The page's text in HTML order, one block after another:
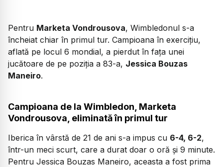
Pentru Marketa Vondrousova, Wimbledonul s-a
încheiat chiar în primul tur. Campioana în exercițiu,
aflată pe locul 6 mondial, a pierdut în fața unei
jucătoare de pe poziția a 83-a, Jessica Bouzas
Maneiro.
Campioana de la Wimbledon, Marketa
Vondrousova, eliminată în primul tur
Iberica în vârstă de 21 de ani s-a impus cu 6-4, 6-2,
într-un meci scurt, care a durat doar o oră și 9 minute.
Pentru Jessica Bouzas Maneiro, aceasta a fost prima